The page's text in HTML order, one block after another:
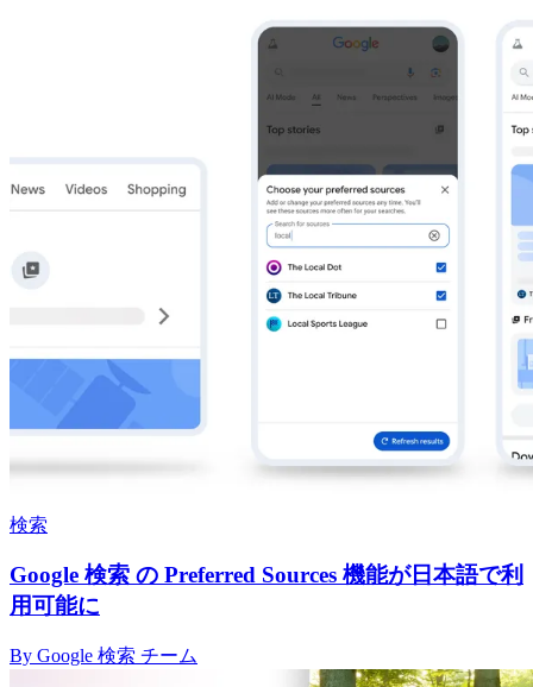
検索
Google 検索 の Preferred Sources 機能が日本語で利
用可能に
By Google 検索 チーム